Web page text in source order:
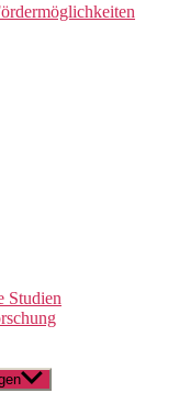
Studien